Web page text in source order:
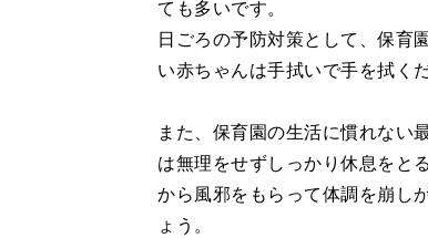
ても多いです。
日ごろの予防対策として、保育
い赤ちゃんは手拭いで手を拭く
また、保育園の生活に慣れない
は無理をせずしっかり休息をと
から風邪をもらって体調を崩し
ょう。